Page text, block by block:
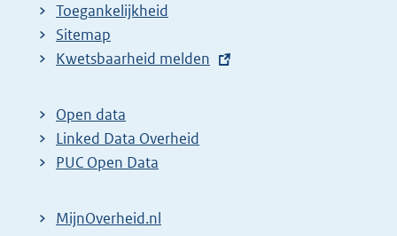
Toegankelijkheid
Sitemap
E
t
e
r
l
Kwetsbaarheid melden
Open data
Linked Data Overheid
PUC Open Data
MijnOverheid.nl